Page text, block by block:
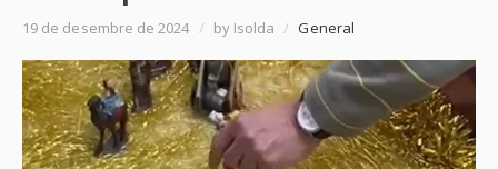
19 de desembre de 2024 / by Isolda / General